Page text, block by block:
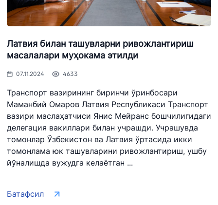
Латвия билан ташувларни ривожлантириш
масалалари муҳокама этилди
07.11.2024 4633
Транспорт вазирининг биринчи ўринбосари
Маманбий Омаров Латвия Республикаси Транспорт
вазири маслаҳатчиси Янис Мейранс бошчилигидаги
делегация вакиллари билан учрашди. Учрашувда
томонлар Ўзбекистон ва Латвия ўртасида икки
томонлама юк ташувларини ривожлантириш, ушбу
йўналишда вужудга келаётган ...
Батафсил